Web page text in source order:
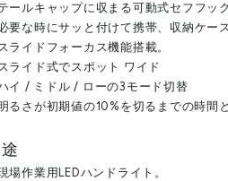
ールキャップに収まる可動式セフフッ
要な時にサッと付けて携帯、収納ケー
ライドフォーカス機能搭載。
ライド式でスポット ワイド
イ / ミドル / ローの3モード切替
るさが初期値の10%を切るまでの時間
場作業用LEDハンドライト。